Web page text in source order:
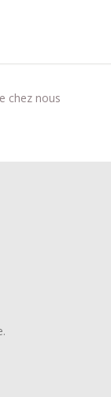
chez nous